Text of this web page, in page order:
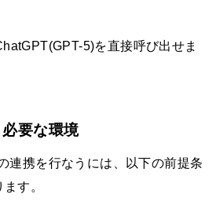
5)を直接呼び出せま
要な環境
連携を行なうには、以下の前提条
す。